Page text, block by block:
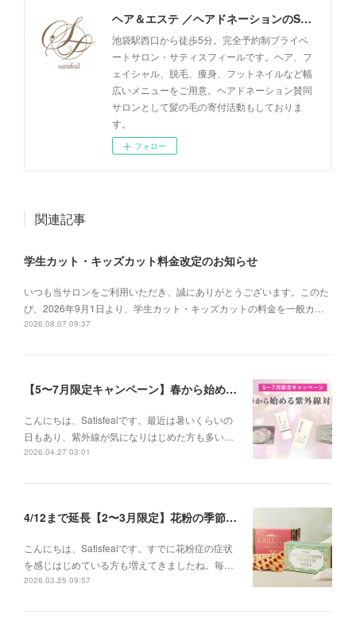
ヘア＆エステ ／ヘアドネーションのSatisfeal
池袋駅西口から徒歩5分。完全予約制プライベ
ートサロン・サティスフィールです。ヘア、フ
ェイシャル、脱毛、痩身、フットネイルなど幅
広いメニューをご用意。ヘアドネーション賛同
サロンとして髪の毛の寄付活動もしておりま
す。
フォロー
関連記事
学生カット・キッズカット料金改定のお知らせ
いつも当サロンをご利用いただき、誠にありがとうございます。このた
び、2026年9月1日より、学生カット・キッズカットの料金を一般カ…
2026.08.07 09:37
【5〜7月限定キャンペーン】春から始める紫外線対策
こんにちは、Satisfealです。最近は暑いくらいの
日もあり、紫外線が気になりはじめた方も多い…
2026.04.27 03:01
4/12まで延長【2〜3月限定】花粉の季節に、インナーケアセットキャンペーン
こんにちは、Satisfealです。すでに花粉症の症状
を感じはじめている方も増えてきましたね。毎…
2026.03.25 09:57